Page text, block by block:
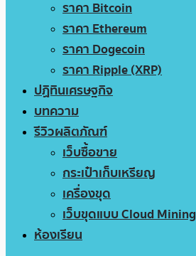
ราคา Bitcoin
ราคา Ethereum
ราคา Dogecoin
ราคา Ripple (XRP)
ปฏิทินเศรษฐกิจ
บทความ
รีวิวผลิตภัณฑ์
เว็บซื้อขาย
กระเป๋าเก็บเหรียญ
เครื่องขุด
เว็บขุดแบบ Cloud Mining
ห้องเรียน